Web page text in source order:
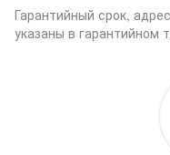
Гарантийный срок,
указаны в гарантийном